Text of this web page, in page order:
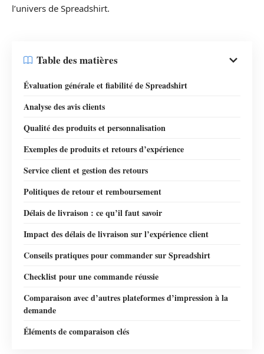
l’univers de Spreadshirt.
Table des matières
Évaluation générale et fiabilité de Spreadshirt
Analyse des avis clients
Qualité des produits et personnalisation
Exemples de produits et retours d’expérience
Service client et gestion des retours
Politiques de retour et remboursement
Délais de livraison : ce qu’il faut savoir
Impact des délais de livraison sur l’expérience client
Conseils pratiques pour commander sur Spreadshirt
Checklist pour une commande réussie
Comparaison avec d’autres plateformes d’impression à la
demande
Éléments de comparaison clés